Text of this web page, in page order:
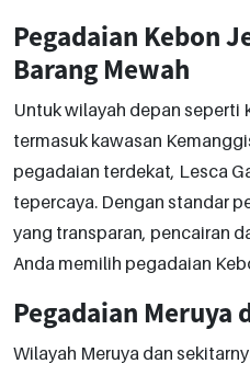
Pegadaian Kebon
Barang Mewah
Untuk wilayah depan seperti
termasuk kawasan
pegadaian terdekat, Lesca
tepercaya. Dengan standar
yang transparan, pencairan
Anda memilih pegadaian
Pegadaian Meruya
Wilayah Meruya dan